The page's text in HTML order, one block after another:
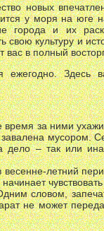
новых
у моря на юге
города и их
свою культуру и
вас в полный
ежегодно. Здесь
за ними
мусором.
дело – так или
летний
словом,
не может